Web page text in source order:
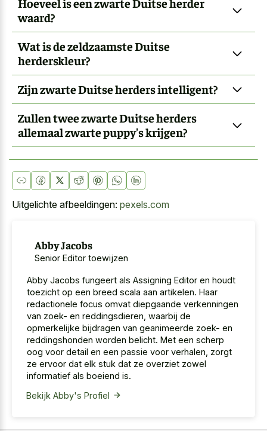
waard?
Wat is de zeldzaamste Duitse
herderskleur?
Zijn zwarte Duitse herders intelligent?
Zullen twee zwarte Duitse herders
allemaal zwarte puppy's krijgen?
Uitgelichte afbeeldingen: pexels.com
Abby Jacobs
Senior Editor toewijzen
Abby Jacobs fungeert als Assigning Editor en houdt
toezicht op een breed scala aan artikelen. Haar
redactionele focus omvat diepgaande verkenningen
van zoek- en reddingsdieren, waarbij de
opmerkelijke bijdragen van geanimeerde zoek- en
reddingshonden worden belicht. Met een scherp
oog voor detail en een passie voor verhalen, zorgt
ze ervoor dat elk stuk dat ze overziet zowel
informatief als boeiend is.
Bekijk Abby's Profiel